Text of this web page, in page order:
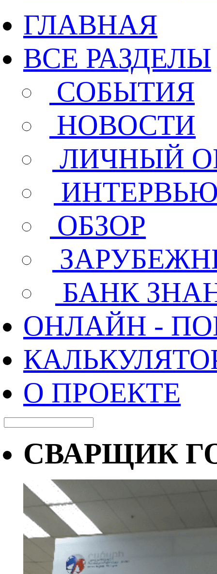
ГЛАВНАЯ
ВСЕ РАЗДЕЛЫ
СОБЫТИЯ
НОВОСТИ
ЛИЧНЫЙ
ОБЗОР
БАНК
ОНЛАЙН -
О ПРОЕКТЕ
СВАРЩИК